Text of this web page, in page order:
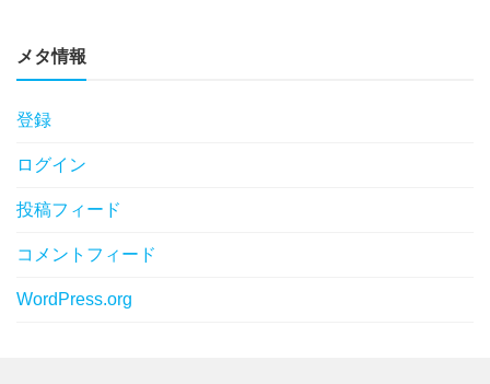
メタ情報
登録
ログイン
投稿フィード
コメントフィード
WordPress.org